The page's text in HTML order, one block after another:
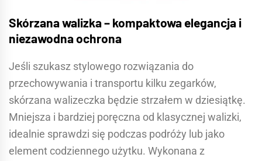
Skórzana walizka – kompaktowa elegancja i
niezawodna ochrona
Jeśli szukasz stylowego rozwiązania do
przechowywania i transportu kilku zegarków,
skórzana walizeczka będzie strzałem w dziesiątkę.
Mniejsza i bardziej poręczna od klasycznej walizki,
idealnie sprawdzi się podczas podróży lub jako
element codziennego użytku. Wykonana z